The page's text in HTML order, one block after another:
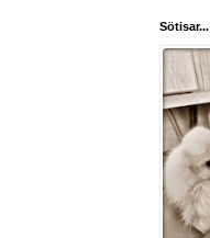
Sötisar...